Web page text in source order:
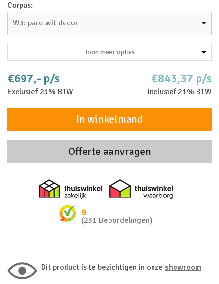
Corpus:
W3: parelwit decor
Toon meer opties
€697,- p/s
Exclusief 21% BTW
€843,37 p/s
Inclusief 21% BTW
In winkelmand
Offerte aanvragen
Thuiswinkel zakelijk
9
(231 Beoordelingen)
Dit product is te bezichtigen in onze showroom